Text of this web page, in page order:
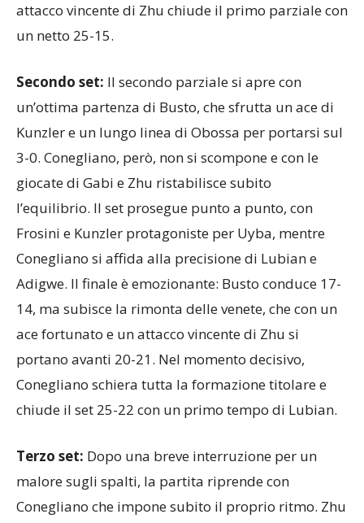
attacco vincente di Zhu chiude il primo parziale con
un netto 25-15.
Secondo set: Il secondo parziale si apre con
un’ottima partenza di Busto, che sfrutta un ace di
Kunzler e un lungo linea di Obossa per portarsi sul
3-0. Conegliano, però, non si scompone e con le
giocate di Gabi e Zhu ristabilisce subito
l’equilibrio. Il set prosegue punto a punto, con
Frosini e Kunzler protagoniste per Uyba, mentre
Conegliano si affida alla precisione di Lubian e
Adigwe. Il finale è emozionante: Busto conduce 17-
14, ma subisce la rimonta delle venete, che con un
ace fortunato e un attacco vincente di Zhu si
portano avanti 20-21. Nel momento decisivo,
Conegliano schiera tutta la formazione titolare e
chiude il set 25-22 con un primo tempo di Lubian.
Terzo set: Dopo una breve interruzione per un
malore sugli spalti, la partita riprende con
Conegliano che impone subito il proprio ritmo. Zhu